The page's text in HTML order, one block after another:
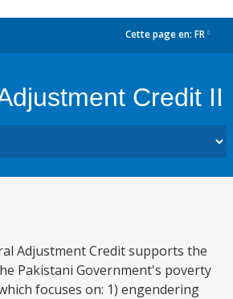
Cette page en: FR
Credit II
Adjustment Credit supports the
Pakistani Government's poverty
focuses on: 1) engendering